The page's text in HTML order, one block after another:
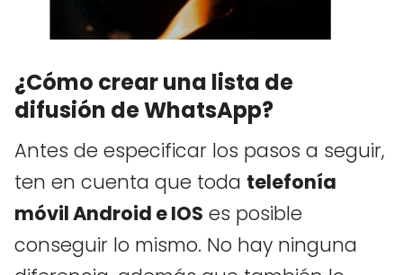
¿Cómo crear una lista de
difusión de WhatsApp?
Antes de especificar los pasos a seguir,
ten en cuenta que toda telefonía
móvil Android e IOS es posible
conseguir lo mismo. No hay ninguna